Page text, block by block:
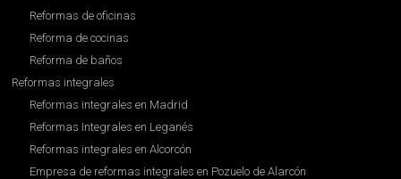
Reformas de oficinas
Reforma de cocinas
Reforma de baños
Reformas integrales
Reformas integrales en Madrid
Reformas Integrales en Leganés
Reformas integrales en Alcorcón
Empresa de reformas integrales en Pozuelo de Alarcón